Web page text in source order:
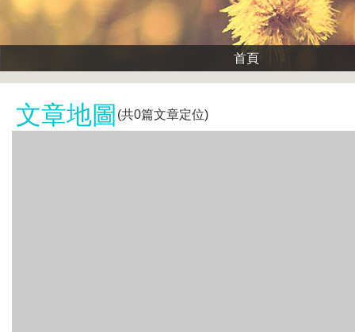
首頁
文章地圖 (共0篇文章定位)